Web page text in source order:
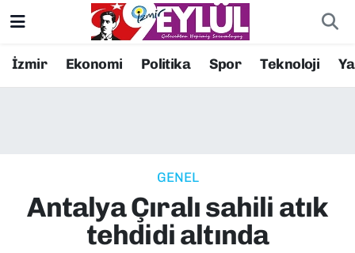
İzmir Ekonomi Politika Spor Teknoloji
GENEL
Antalya Çıralı sahili atık
tehdidi altında
Resmi İlanlar
EKONOMİ
Konak Nöbetçi Eczaneler
Süper Lig Puan Durumu ve Fikstür
Tüm Manşetler